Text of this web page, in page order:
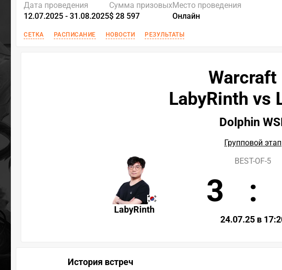
Дата проведения
12.07.2025 - 31.08.2025
Сумма призовых
$ 28 597
Место проведения
Онлайн
СЕТКА РАСПИСАНИЕ НОВОСТИ РЕЗУЛЬТАТЫ
Warcraft
LabyRinth vs
Dolphin
Групповой этап
LabyRinth
BEST-OF-5
3 :
24.07.25 в
История встреч